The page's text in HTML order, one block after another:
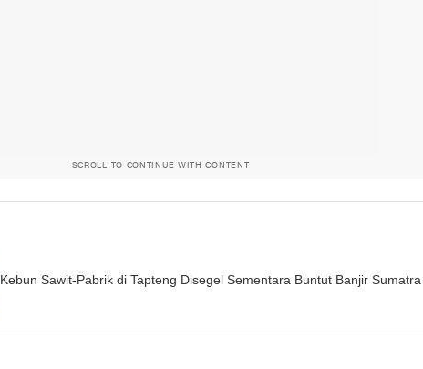
SCROLL TO CONTINUE WITH CONTENT
Kebun Sawit-Pabrik di Tapteng Disegel Sementara Buntut Banjir Sumatra